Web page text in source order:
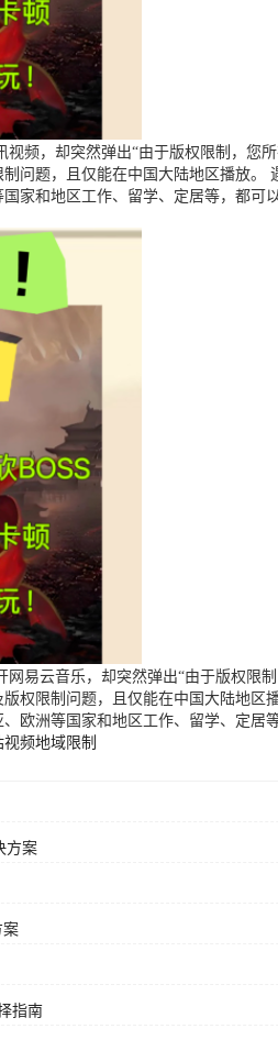
频，却突然弹出“由于版权限制，您
问题，且仅能在中国大陆地区播放
家和地区工作、留学、定居等，都可
易云音乐，却突然弹出“由于版权限
权限制问题，且仅能在中国大陆地
洲等国家和地区工作、留学、定居
频地域限制
方案
案
指南